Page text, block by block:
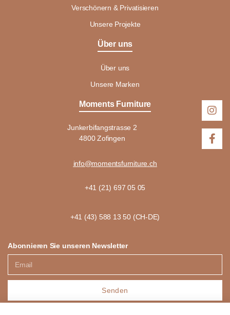
Verschönern & Privatisieren
Unsere Projekte
Über uns
Über uns
Unsere Marken
Moments Furniture
Junkerbifangstrasse 2
4800 Zofingen
info@momentsfurniture.ch
+41 (21) 697 05 05
+41 (43) 588 13 50 (CH-DE)
Abonnieren Sie unseren Newsletter
Senden